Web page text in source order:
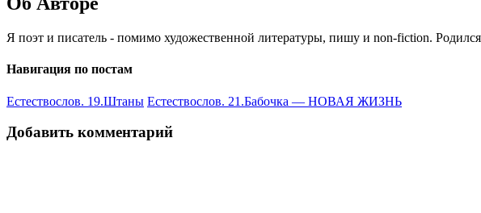
Я поэт и писатель - помимо художественной литературы, пишу и non-fiction.
Навигация по постам
Естествослов. 19.Штаны Естествослов. 21.Бабочка — НОВАЯ ЖИЗНЬ
Добавить комментарий